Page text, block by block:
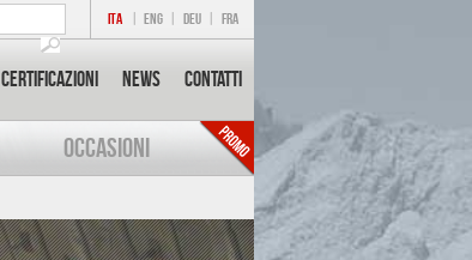
Certificazioni News Contatti
ITA ENG DEU FRA
OCCASIONI